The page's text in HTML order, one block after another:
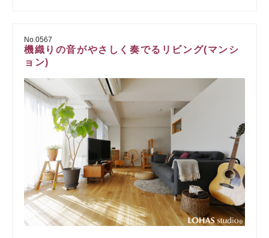
No.0567
機織りの音がやさしく奏でるリビング(マンシ
ョン)